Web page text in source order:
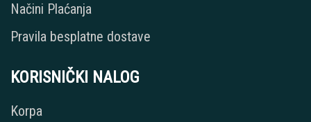
Načini Plaćanja
Pravila besplatne dostave
KORISNIČKI NALOG
Korpa